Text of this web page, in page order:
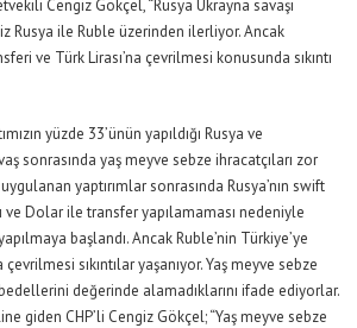
Cengiz Gökçel, “Rusya Ukrayna savaşı
Rusya ile Ruble üzerinden ilerliyor. Ancak
ve Türk Lirası’na çevrilmesi konusunda sıkıntı
yüzde 33’ünün yapıldığı Rusya ve
sonrasında yaş meyve sebze ihracatçıları zor
yaptırımlar sonrasında Rusya’nın swift
ve Dolar ile transfer yapılamaması nedeniyle
başlandı. Ancak Ruble’nin Türkiye’ye
sıkıntılar yaşanıyor. Yaş meyve sebze
değerinde alamadıklarını ifade ediyorlar.
giden CHP’li Cengiz Gökçel; “Yaş meyve sebze